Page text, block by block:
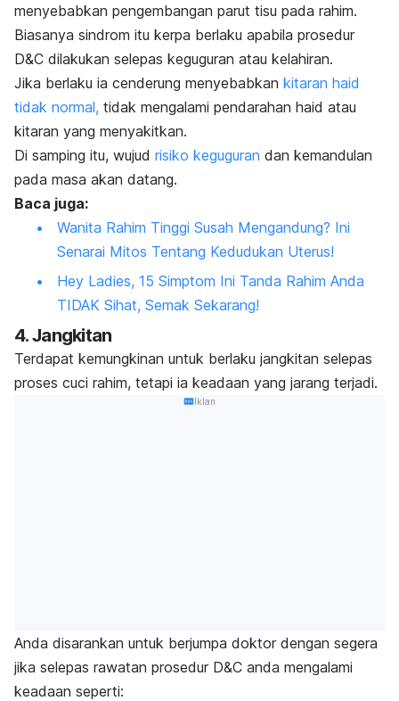
menyebabkan pengembangan parut tisu pada rahim.
Biasanya sindrom itu kerpa berlaku apabila prosedur
D&C dilakukan selepas keguguran atau kelahiran.
Jika berlaku ia cenderung menyebabkan kitaran haid
tidak normal, tidak mengalami pendarahan haid atau
kitaran yang menyakitkan.
Di samping itu, wujud risiko keguguran dan kemandulan
pada masa akan datang.
Baca juga:
Wanita Rahim Tinggi Susah Mengandung? Ini
Senarai Mitos Tentang Kedudukan Uterus!
Hey Ladies, 15 Simptom Ini Tanda Rahim Anda
TIDAK Sihat, Semak Sekarang!
4. Jangkitan
Terdapat kemungkinan untuk berlaku jangkitan selepas
proses cuci rahim, tetapi ia keadaan yang jarang terjadi.
Iklan
Anda disarankan untuk berjumpa doktor dengan segera
jika selepas rawatan prosedur D&C anda mengalami
keadaan seperti: